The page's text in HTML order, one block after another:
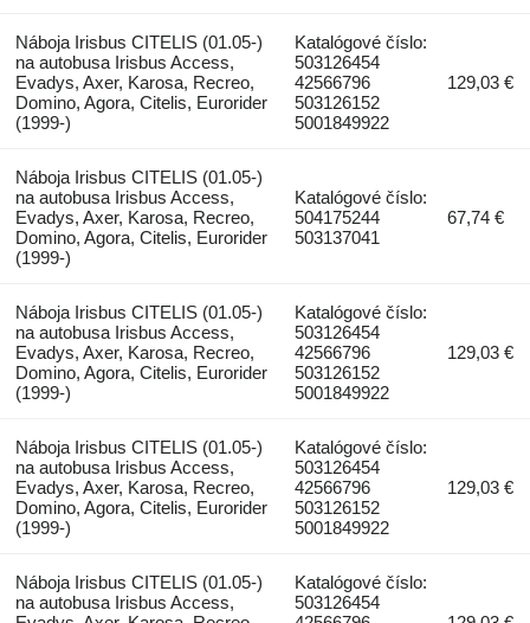
Náboja Irisbus CITELIS (01.05-)
na autobusa Irisbus Access,
Evadys, Axer, Karosa, Recreo,
Domino, Agora, Citelis, Eurorider
(1999-)
Katalógové číslo:
503126454
42566796
503126152
5001849922
129,03 €
Náboja Irisbus CITELIS (01.05-)
na autobusa Irisbus Access,
Evadys, Axer, Karosa, Recreo,
Domino, Agora, Citelis, Eurorider
(1999-)
Katalógové číslo:
504175244
503137041
67,74 €
Náboja Irisbus CITELIS (01.05-)
na autobusa Irisbus Access,
Evadys, Axer, Karosa, Recreo,
Domino, Agora, Citelis, Eurorider
(1999-)
Katalógové číslo:
503126454
42566796
503126152
5001849922
129,03 €
Náboja Irisbus CITELIS (01.05-)
na autobusa Irisbus Access,
Evadys, Axer, Karosa, Recreo,
Domino, Agora, Citelis, Eurorider
(1999-)
Katalógové číslo:
503126454
42566796
503126152
5001849922
129,03 €
Náboja Irisbus CITELIS (01.05-)
na autobusa Irisbus Access,
Katalógové číslo:
503126454